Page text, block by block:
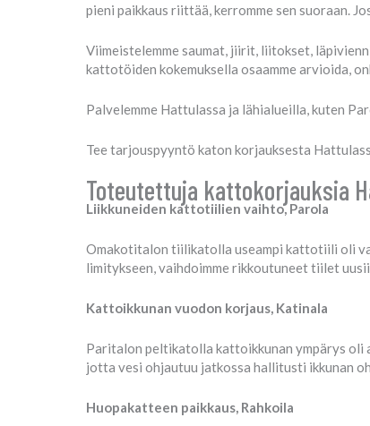
pieni paikkaus riittää, kerromme sen suoraan.
Viimeistelemme saumat, jiirit, liitokset,
kattotöiden kokemuksella osaamme arvioida,
Palvelemme Hattulassa ja lähialueilla, kuten
Tee tarjouspyyntö katon korjauksesta
Toteutettuja kattokorjauksia
Liikkuneiden kattotiilien vaihto, Parola
Omakotitalon tiilikatolla useampi kattotiili oli
limitykseen, vaihdoimme rikkoutuneet tiilet
Kattoikkunan vuodon korjaus, Katinala
Paritalon peltikatolla kattoikkunan ympärys oli
jotta vesi ohjautuu jatkossa hallitusti ikkunan
Huopakatteen paikkaus, Rahkoila